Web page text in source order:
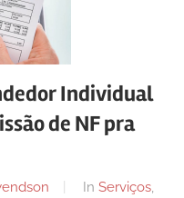
Individual
de NF pra
In Serviços,